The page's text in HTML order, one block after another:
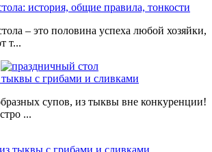
история, общие правила, тонкости
– это половина успеха любой хозяйки,
т...
с грибами и сливками
супов, из тыквы вне конкуренции!
...